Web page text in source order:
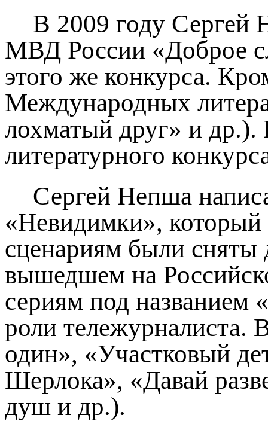
В 2009 году Сергей
МВД России «Доброе
этого же конкурса.
Международных
лохматый друг» и др.).
литературного
Сергей Непша
«Невидимки», который
сценариям были сняты
вышедшем на
сериям под названием
роли тележурналиста.
один», «Участковый
Шерлока», «Давай
душ и др.).